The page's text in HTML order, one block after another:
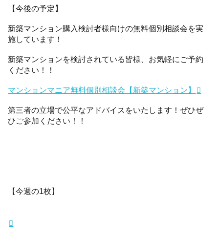
【今後の予定】
新築マンション購入検討者様向けの無料個別相談会を実
施しています！
新築マンションを検討されている皆様、お気軽にご予約
ください！！
マンションマニア無料個別相談会【新築マンション】
第三者の立場で公平なアドバイスをいたします！ぜひぜ
ひご参加ください！！
【今週の1枚】